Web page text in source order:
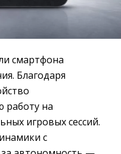
смартфона
Благодаря
работу на
игровых сессий.
с